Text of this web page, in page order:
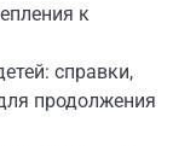
к
справки,
продолжения